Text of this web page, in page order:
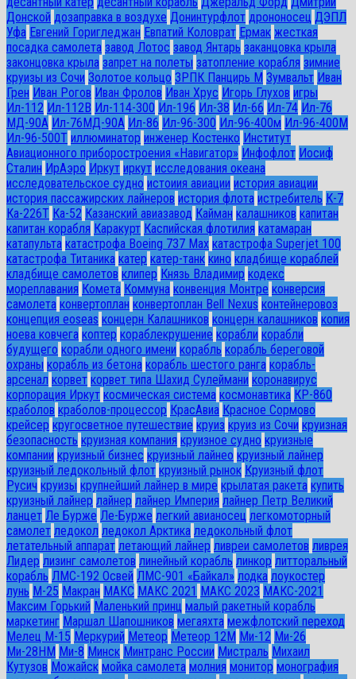
Донской дозаправка в воздухе Донинтурфлот дрононосец ДЭПЛ
Уфа Евгений Горигледжан Евпатий Коловрат Ермак жесткая
посадка самолета завод Лотос завод Янтарь заканцовка крыла
законцовка крыла запрет на полеты затопление корабля зимние
круизы из Сочи Золотое кольцо ЗРПК Панцирь М Зумвальт Иван
Грен Иван Рогов Иван Фролов Иван Хрус Игорь Глухов игры
Ил-112 Ил-112В Ил-114-300 Ил-196 Ил-38 Ил-66 Ил-74 Ил-76
МД-90А Ил-76МД-90А Ил-86 Ил-96-300 Ил-96-400м Ил-96-400М
Ил-96-500Т иллюминатор инженер Костенко Институт
Авиационного приборостроения «Навигатор» Инфофлот Иосиф
Сталин ИрАэро Иркут иркут исследования океана
исследовательское судно истоиия авиации история авиации
история пассажирских лайнеров история флота истребитель К-7
Ка-226Т Ка-52 Казанский авиазавод Кайман калашников капитан
капитан корабля Каракурт Каспийская флотилия катамаран
катапульта катастрофа Boeing 737 Max катастрофа Superjet 100
катастрофа Титаника катер катер-танк кино кладбище кораблей
кладбище самолетов клипер Князь Владимир кодекс
мореплавания Комета Коммуна конвенция Монтре конверсия
самолета конвертоплан конвертоплан Bell Nexus контейнеровоз
концепция eoseas концерн Калашников концерн калашников копия
ноева ковчега коптер кораблекрушение корабли корабли
будущего корабли одного имени корабль корабль береговой
охраны корабль из бетона корабль шестого ранга корабль-
арсенал корвет корвет типа Шахид Сулеймани коронавирус
корпорация Иркут космическая система космонавтика КР-860
краболов краболов-процессор КрасАвиа Красное Сормово
крейсер кругосветное путешествие круиз круиз из Сочи круизная
безопасность круизная компания круизное судно круизные
компании круизный бизнес круизный лайнео круизный лайнер
круизный ледокольный флот круизный рынок Круизный флот
Русич круизы крупнейший лайнер в мире крылатая ракета купить
круизный лайнер лайнер лайнер Империя лайнер Петр Великий
ланцет Ле Бурже Ле-Бурже легкий авианосец легкомоторный
самолет ледокол ледокол Арктика ледокольный флот
летательный аппарат летающий лайнер ливреи самолетов ливрея
Лидер лизинг самолетов линейный корабль линкор литторальный
корабль ЛМС-192 Освей ЛМС-901 «Байкал» лодка лоукостер
лунь М-25 Макран МАКС МАКС 2021 МАКС 2023 МАКС-2021
Максим Горький Маленький принц малый ракетный корабль
маркетинг Маршал Шапошников мегаяхта межфлотский переход
Мелец М-15 Меркурий Метеор Метеор 12М Ми-12 Ми-26
Ми-28HM Ми-8 Минск Минтранс России Мистраль Михаил
Кутузов Можайск мойка самолета молния монитор монография